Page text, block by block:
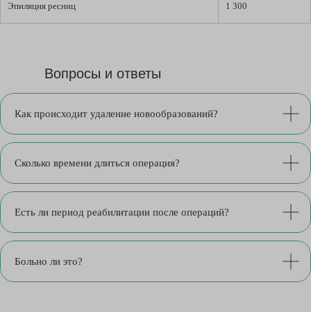
Эпиляция ресниц 1 300
Вопросы и ответы
Как происходит удаление новообразований?
Сколько времени длиться операция?
Есть ли период реабилитации после операций?
Больно ли это?